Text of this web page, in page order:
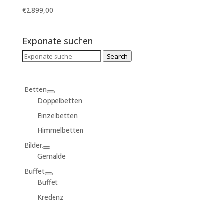
€2.899,00
Exponate suchen
Search
Search
Betten
Doppelbetten
Einzelbetten
Himmelbetten
Bilder
Gemälde
Buffet
Buffet
Kredenz